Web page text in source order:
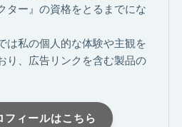
ター』の資格をとるまでにな
は私の個人的な体験や主観を
り、広告リンクを含む製品の
フィールはこちら